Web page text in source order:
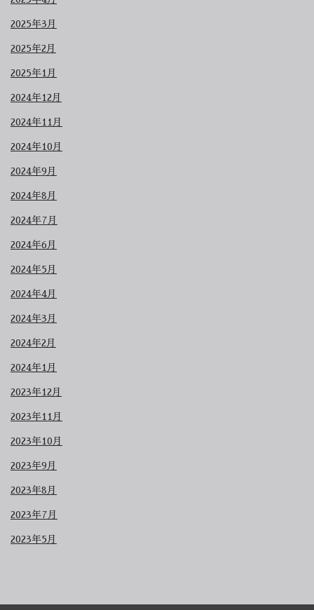
2025年3月
2025年2月
2025年1月
2024年12月
2024年11月
2024年10月
2024年9月
2024年8月
2024年7月
2024年6月
2024年5月
2024年4月
2024年3月
2024年2月
2024年1月
2023年12月
2023年11月
2023年10月
2023年9月
2023年8月
2023年7月
2023年5月